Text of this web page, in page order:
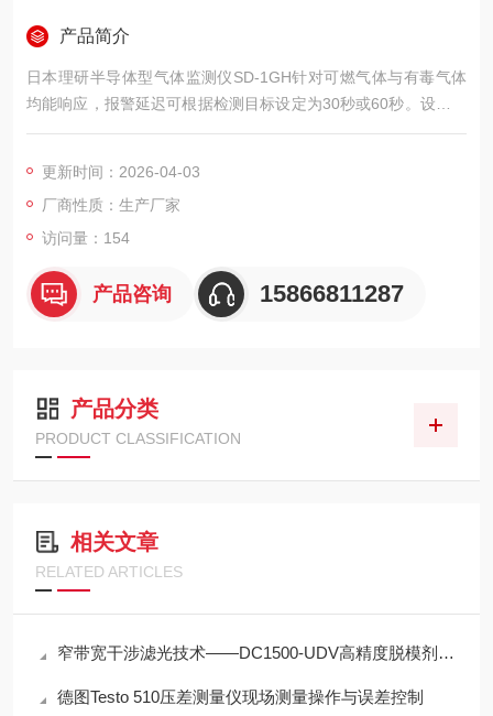
产品简介
日本理研半导体型气体监测仪SD-1GH针对可燃气体与有毒气体
均能响应，报警延迟可根据检测目标设定为30秒或60秒。设备在
电源启动后自动执行自诊断，发生错误时屏幕切换为故障代码显
更新时间：2026-04-03
厂商性质：生产厂家
访问量：154
产品咨询 15866811287
产品分类
PRODUCT CLASSIFICATION
相关文章
RELATED ARTICLES
窄带宽干涉滤光技术——DC1500-UDV高精度脱模剂浓度检测的光学核心
德图Testo 510压差测量仪现场测量操作与误差控制